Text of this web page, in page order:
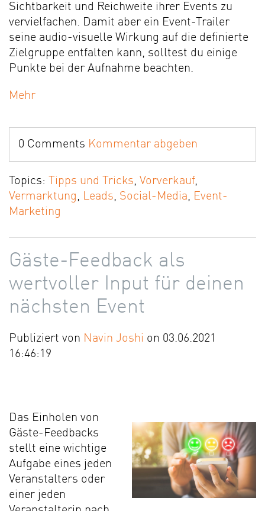
Sichtbarkeit und Reichweite ihrer Events zu
vervielfachen. Damit aber ein Event-Trailer
seine audio-visuelle Wirkung auf die definierte
Zielgruppe entfalten kann, solltest du einige
Punkte bei der Aufnahme beachten.
Mehr
0 Comments Kommentar abgeben
Topics: Tipps und Tricks, Vorverkauf,
Vermarktung, Leads, Social-Media, Event-
Marketing
Gäste-Feedback als
wertvoller Input für deinen
nächsten Event
Publiziert von Navin Joshi on 03.06.2021
16:46:19
Das Einholen von
Gäste-Feedbacks
stellt eine wichtige
Aufgabe eines jeden
Veranstalters oder
einer jeden